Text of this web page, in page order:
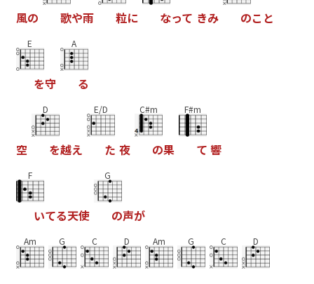
風の 歌や雨 粒に なって きみ のこ と
E
を守
A
る
空
D
を越え
E/D
た 夜
C#m
の果
F#m
て 響
F
いてる天使
G
の声が
Am G C D Am G C D